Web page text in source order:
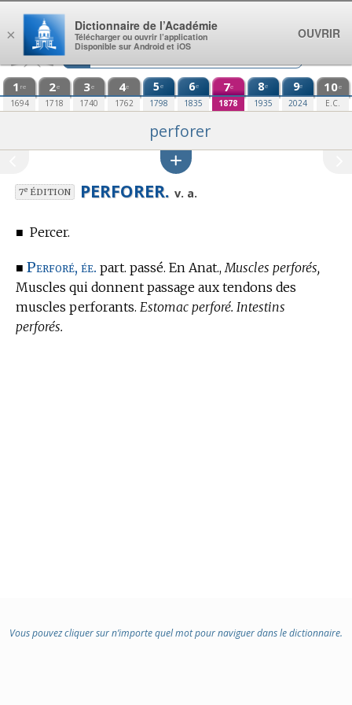
Aller au contenu
1 re
1694
2e
1718
3e
1740
4e
1762
5e
1798
6e
1835
7e
1878
8e
1935
9e
2024
10e
E.C.
perforer
7eÉDITION PERFORER. v. a.
■ Percer.
■ Perforé, ée. part. passé. En Anat., Muscles perforés,
Muscles qui donnent passage aux tendons des
muscles perforants. Estomac perforé. Intestins
perforés.
Vous pouvez cliquer sur n’importe quel mot pour naviguer dans le dictionnaire.
×
Dictionnaire de l’Académie
Télécharger ou ouvrir l’application
Disponible sur Android et iOS
OUVRIR